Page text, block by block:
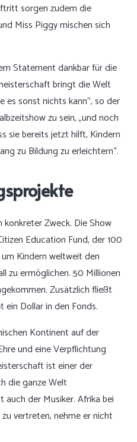
sorgen zudem die
Miss Piggy mischen sich
Statement dankbar für die
bringt die Welt
es sonst nichts kann“, so der
zu sein, „und noch
sie bereits jetzt hilft, Kindern
zu Bildung zu erleichtern“.
Zweck. Die Show
Education Fund, der 100
Kindern weltweit den
zu ermöglichen. 50 Millionen
Zusätzlich fließt
Dollar in den Fonds.
Kontinent auf der
und eine Verpflichtung
ist einer der
die ganze Welt
auch der Musiker. Afrika bei
vertreten, nehme er nicht